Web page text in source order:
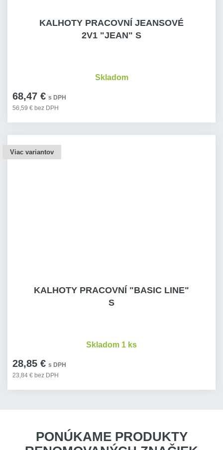
KALHOTY PRACOVNÍ JEANSOVÉ
2V1 "JEAN" S
68,47 € s DPH
56,59 € bez DPH
Skladom
Viac variantov
KALHOTY PRACOVNÍ "BASIC LINE"
S
28,85 € s DPH
23,84 € bez DPH
Skladom 1 ks
PONÚKAME PRODUKTY